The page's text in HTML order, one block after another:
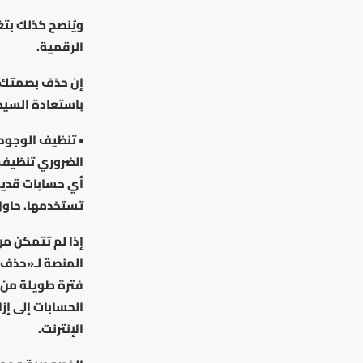
ويُنصح كذلك
الرقمية.
إن حذف بصمتك
باستعادة
• تنظيف
الضروري
أي حسابات
تستخدمها.
إذا لم تتمكن
المنصة
فترة طويلة
الحسابات إلى
الإنترنت.